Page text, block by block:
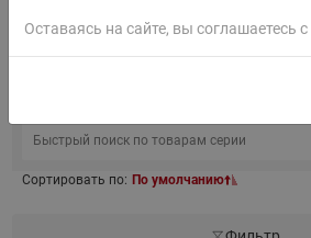
Товары серии
Сортировать по: По умолчанию
Оставаясь на сайте, вы соглашаетесь